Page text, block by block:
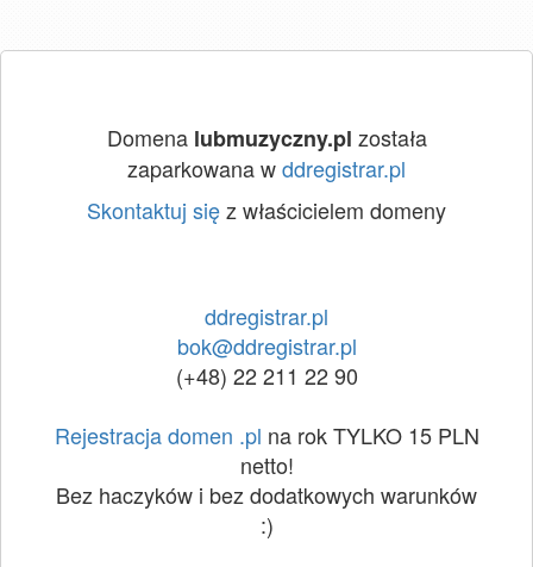
Domena lubmuzyczny.pl została
zaparkowana wddregistrar.pl
Skontaktuj sięz właścicielem domeny
ddregistrar.pl
bok@ddregistrar.pl
(+48) 22 211 22 90
Rejestracja domen .pl na rok TYLKO 15 PLN
netto!
Bez haczyków i bez dodatkowych warunków
:)